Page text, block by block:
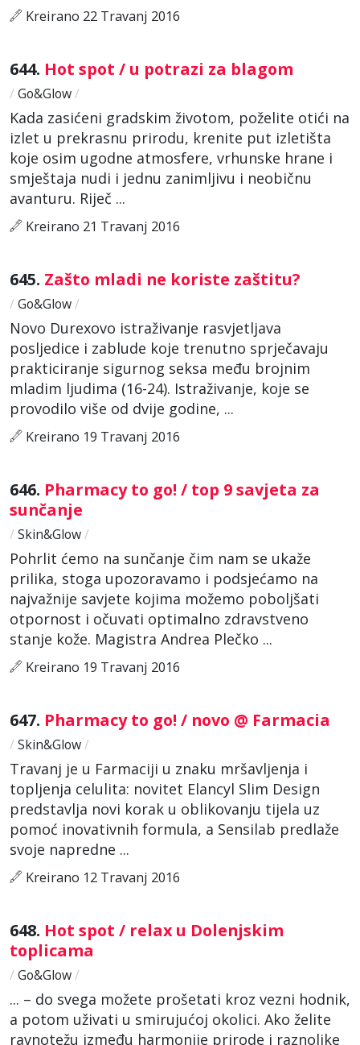
Kreirano 22 Travanj 2016
644. Hot spot / u potrazi za blagom
/ Go&Glow/
Kada zasićeni gradskim životom, poželite otići na
izlet u prekrasnu prirodu, krenite put izletišta
koje osim ugodne atmosfere, vrhunske hrane i
smještaja nudi i jednu zanimljivu i neobičnu
avanturu. Riječ ...
Kreirano 21 Travanj 2016
645. Zašto mladi ne koriste zaštitu?
/ Go&Glow/
Novo Durexovo istraživanje rasvjetljava
posljedice i zablude koje trenutno sprječavaju
prakticiranje sigurnog seksa među brojnim
mladim ljudima (16-24). Istraživanje, koje se
provodilo više od dvije godine, ...
Kreirano 19 Travanj 2016
646. Pharmacy to go! / top 9 savjeta za
sunčanje
/ Skin&Glow/
Pohrlit ćemo na sunčanje čim nam se ukaže
prilika, stoga upozoravamo i podsjećamo na
najvažnije savjete kojima možemo poboljšati
otpornost i očuvati optimalno zdravstveno
stanje kože. Magistra Andrea Plečko ...
Kreirano 19 Travanj 2016
647. Pharmacy to go! / novo @ Farmacia
/ Skin&Glow/
Travanj je u Farmaciji u znaku mršavljenja i
topljenja celulita: novitet Elancyl Slim Design
predstavlja novi korak u oblikovanju tijela uz
pomoć inovativnih formula, a Sensilab predlaže
svoje napredne ...
Kreirano 12 Travanj 2016
648. Hot spot / relax u Dolenjskim
toplicama
/ Go&Glow/
... – do svega možete prošetati kroz vezni hodnik,
a potom uživati u smirujućoj okolici. Ako želite
ravnotežu između harmonije prirode i raznolike